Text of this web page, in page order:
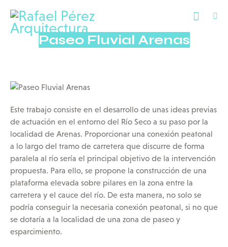
Paseo Fluvial Arenas
Este trabajo consiste en el desarrollo de unas ideas previas
de actuación en el entorno del Río Seco a su paso por la
localidad de Arenas. Proporcionar una conexión peatonal
a lo largo del tramo de carretera que discurre de forma
paralela al río sería el principal objetivo de la intervención
propuesta. Para ello, se propone la construcción de una
plataforma elevada sobre pilares en la zona entre la
carretera y el cauce del río. De esta manera, no solo se
podría conseguir la necesaria conexión peatonal, si no que
se dotaría a la localidad de una zona de paseo y
esparcimiento.